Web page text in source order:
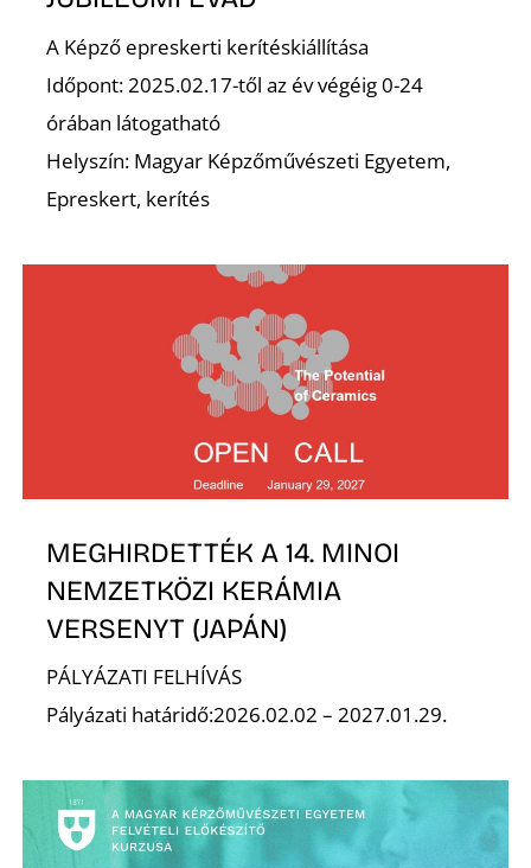
A Képző epreskerti kerítéskiállítása
Időpont: 2025.02.17-től az év végéig 0-24
órában látogatható
Helyszín: Magyar Képzőművészeti Egyetem,
Epreskert, kerítés
MEGHIRDETTÉK A 14. MINOI
NEMZETKÖZI KERÁMIA
VERSENYT (JAPÁN)
PÁLYÁZATI FELHÍVÁS
Pályázati határidő:2026.02.02 – 2027.01.29.